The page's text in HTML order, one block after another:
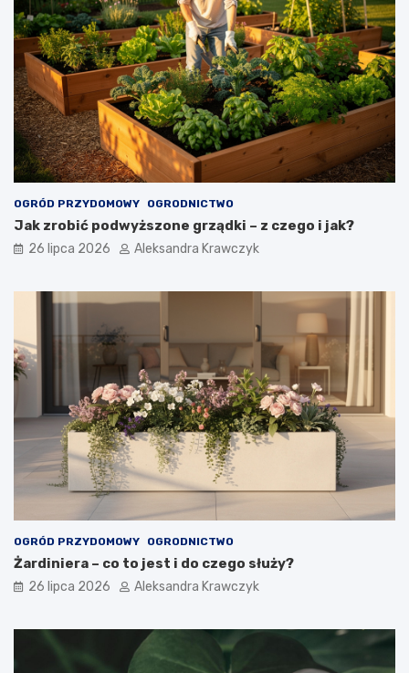
OGRÓD PRZYDOMOWY OGRODNICTWO
Jak zrobić podwyższone grządki – z czego i jak?
26 lipca 2026 Aleksandra Krawczyk
OGRÓD PRZYDOMOWY OGRODNICTWO
Żardiniera – co to jest i do czego służy?
26 lipca 2026 Aleksandra Krawczyk